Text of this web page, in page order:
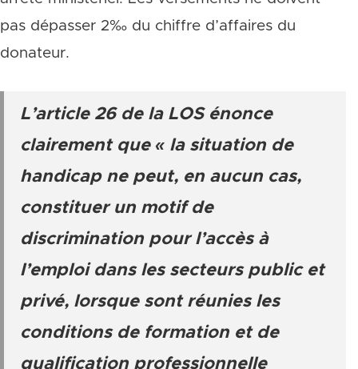
pas dépasser 2‰ du chiffre d’affaires du
donateur.
L’article 26 de la LOS énonce
clairement que « la situation de
handicap ne peut, en aucun cas,
constituer un motif de
discrimination pour l’accès à
l’emploi dans les secteurs public et
privé, lorsque sont réunies les
conditions de formation et de
qualification professionnelle